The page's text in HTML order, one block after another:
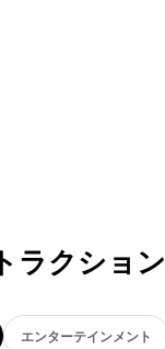
ラクション
エンターテインメント